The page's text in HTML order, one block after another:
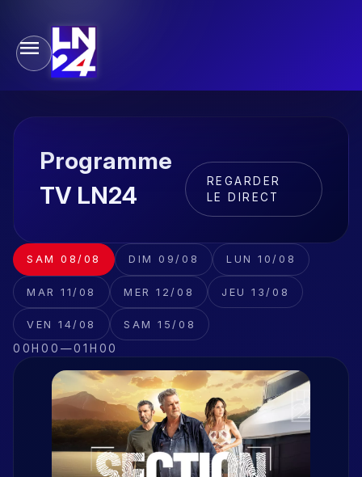
Programme
TV LN24
REGARDER
LE DIRECT
SAM 08/08 DIM 09/08 LUN 10/08
MAR 11/08 MER 12/08 JEU 13/08
VEN 14/08 SAM 15/08
00H00 —01H00